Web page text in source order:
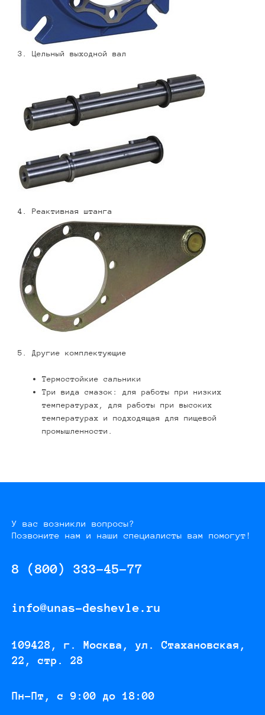
3. Цельный выходной вал
4. Реактивная штанга
5. Другие комплектующие
Термостойкие сальники
Три вида смазок: для работы при низких
температурах, для работы при высоких
температурах и подходящая для пищевой
промышленности.
У вас возникли вопросы?
Позвоните нам и наши специалисты вам помогут!
8 (800) 333-45-77
info@unas-deshevle.ru
109428, г. Москва, ул. Стахановская,
22, стр. 28
Пн-Пт, с 9:00 до 18:00